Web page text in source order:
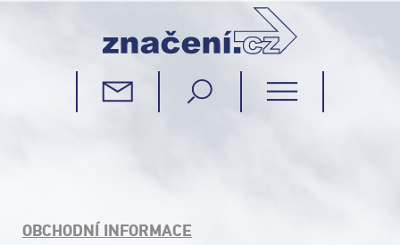
OBCHODNÍ INFORMACE